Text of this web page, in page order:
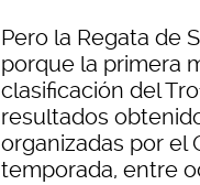
Pero la Regata de
porque la primera
clasificación del
resultados
organizadas por el
temporada, entre